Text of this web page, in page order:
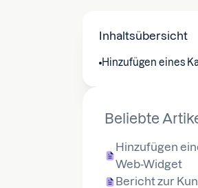
Inhaltsübersicht
Hinzufügen eines
Beliebte
Hinzufügen
Web-Widget
Bericht zur